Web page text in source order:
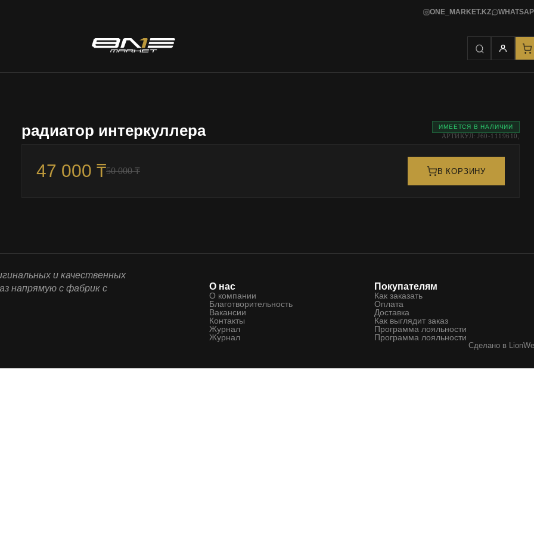
ONE_MARKET.KZ
радиатор интеркуллера ИМЕЕТСЯ В НАЛИЧИИ
АРТИКУЛ: J60-1119610,
47 000 ₸50 000 ₸ В КОРЗИНУ
и качественных
напрямую с фабрик с
О нас
О компании
Благотворительность
Вакансии
Контакты
Журнал
Журнал
Покупателям
Как заказать
Оплата
Доставка
Как выглядит заказ
Программа лояльности
Программа лояльности
Сделано в